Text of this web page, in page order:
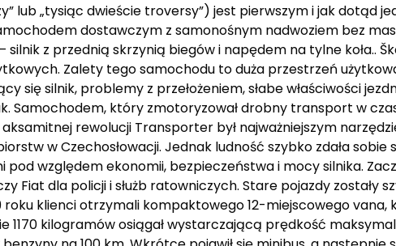
lub „tysiąc dwieście troversy”) jest pierwszym i jak dotąd
dostawczym z samonośnym nadwoziem bez
z przednią skrzynią biegów i napędem na tylne koła..
Zalety tego samochodu to duża przestrzeń
się silnik, problemy z przełożeniem, słabe właściwości
Samochodem, który zmotoryzował drobny transport w
rewolucji Transporter był najważniejszym
w Czechosłowacji. Jednak ludność szybko zdała sobie
względem ekonomii, bezpieczeństwa i mocy silnika.
Fiat dla policji i służb ratowniczych. Stare pojazdy zostały
roku klienci otrzymali kompaktowego 12-miejscowego
1170 kilogramów osiągał wystarczającą prędkość